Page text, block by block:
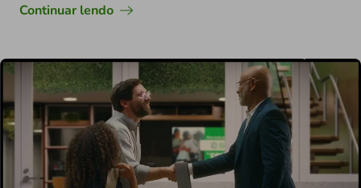
Continuar lendo